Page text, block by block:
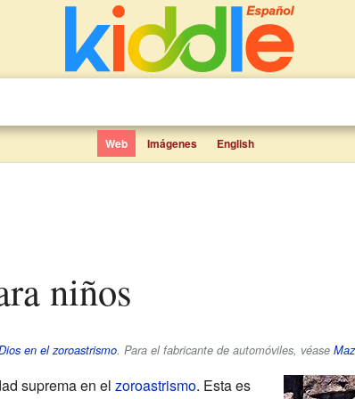
Web Imágenes English
niños
en el zoroastrismo. Para el fabricante de automóviles, véase
suprema en el zoroastrismo. Esta es